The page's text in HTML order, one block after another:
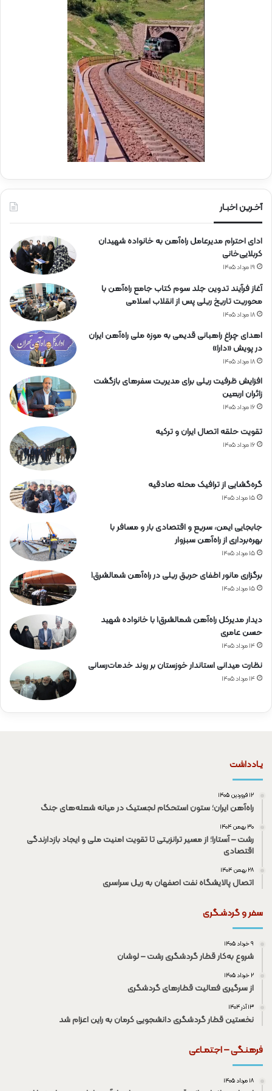
آخـرین اخبـار
ادای احترام مدیرعامل راه‌آهن به خانواده شهیدان
کربلایی‌خانی
۱۹ مرداد ۱۴۰۵
آغاز فرآیند تدوین جلد سوم کتاب جامع راه‌آهن با
محوریت تاریخ ریلی پس از انقلاب اسلامی
۱۸ مرداد ۱۴۰۵
اهدای چراغ راهبانی قدیمی به موزه ملی راه‌آهن ایران
در پویش «دارا»
۱۸ مرداد ۱۴۰۵
افزایش ظرفیت ریلی برای مدیریت سفرهای بازگشت
زائران اربعین
۱۶ مرداد ۱۴۰۵
تقویت حلقه اتصال ایران و ترکیه
۱۶ مرداد ۱۴۰۵
گره‌گشایی از ترافیک محله صادقیه
۱۵ مرداد ۱۴۰۵
جابجایی ایمن، سریع و اقتصادی بار و مسافر با
بهره‌برداری از راه‌آهن سبزوار
۱۵ مرداد ۱۴۰۵
برگزاری مانور اطفای حریق ریلی در راه‌آهن شمالشرق۱
۱۵ مرداد ۱۴۰۵
دیدار مدیرکل راه‌آهن شمالشرق۱ با خانواده شهید
حسن عامری
۱۴ مرداد ۱۴۰۵
نظارت میدانی استاندار خوزستان بر روند خدمات‌رسانی
۱۴ مرداد ۱۴۰۵
یـادداشت
۱۲ فروردین ۱۴۰۵
راه‌آهن ایران؛ ستون استحکام لجستیک در میانه شعله‌های جنگ
۳۰ بهمن ۱۴۰۴
رشت – آستارا؛ از مسیر ترانزیتی تا تقویت امنیت ملی و ایجاد بازدارندگی
اقتصادی
۲۸ بهمن ۱۴۰۴
اتصال پالایشگاه نفت اصفهان به ریل سراسری
سفر و گردشـگری
۹ خرداد ۱۴۰۵
شروع به‌کار قطار گردشگری رشت – لوشان
۲ خرداد ۱۴۰۵
از سرگیری فعالیت قطار‌های گردشگری
۱۳ آذر ۱۴۰۴
نخستین قطار گردشگری دانشجویی کرمان به راین اعزام شد
فرهنـگی – اجتمـاعی
۱۸ مرداد ۱۴۰۵